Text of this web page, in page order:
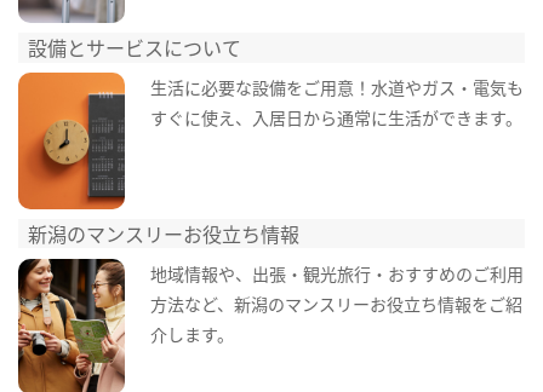
設備とサービスについて
生活に必要な設備をご用意！水道やガス・電気も
すぐに使え、入居日から通常に生活ができます。
新潟のマンスリーお役立ち情報
地域情報や、出張・観光旅行・おすすめのご利用
方法など、新潟のマンスリーお役立ち情報をご紹
介します。